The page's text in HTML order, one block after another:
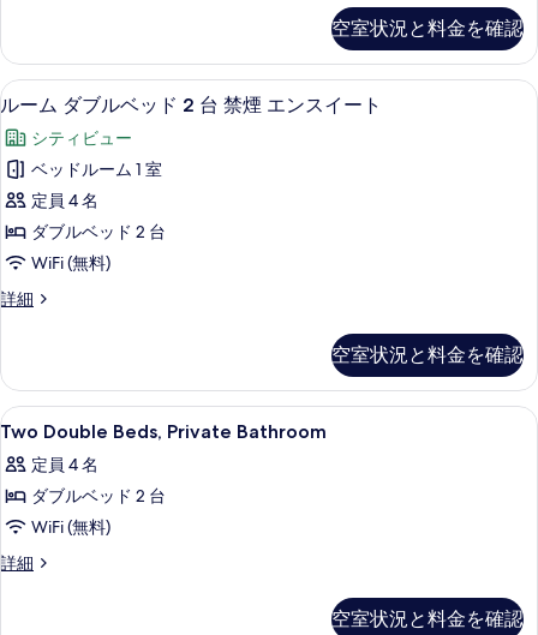
ム
の
す
べ
て
の
写
真
示
す
る
ム
詳
細
台
禁
煙
共
用
バ
ス
ル
ー
Private
Bathroom)
の
す
べ
て
の
ブ
ル
ベ
ド
台
禁
煙
共
用
バ
ム
(Semi
Private
の
詳
空室状況と料金を確認
ル
ー
ム
ダ
ブ
ル
ッ
2
台
禁
煙
エ
ン
ス
ルーム ダブルベッド 2 台 禁煙 エン
5
ルーム ダブルベッド 2 台 禁煙 エンスイート
シティビュー
ベッドルーム 1 室
定員 4 名
ダブルベッド 2 台
WiFi (無料)
詳細
ル
ブ
ル
ベ
ド
2
禁
煙
エ
空室状況と料金を確認
Two
Double
Beds,
Private
Bathroom
の
セーフティボックス (室内)、デスク
7
Two Double Beds, Private Bathroom
定員 4 名
ダブルベッド 2 台
WiFi (無料)
詳細
Two
空室状況と料金を確認